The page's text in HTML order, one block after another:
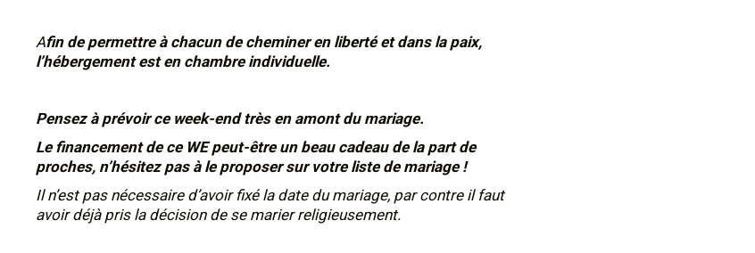
Afin de permettre à chacun de cheminer en liberté et dans la paix,
l’hébergement est en chambre individuelle.
Pensez à prévoir ce week-end très en amont du mariage.
Le financement de ce WE peut-être un beau cadeau de la part de
proches, n’hésitez pas à le proposer sur votre liste de mariage !
Il n’est pas nécessaire d’avoir fixé la date du mariage, par contre il faut
avoir déjà pris la décision de se marier religieusement.